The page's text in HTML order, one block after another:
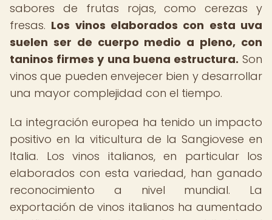
sabores de frutas rojas, como cerezas y
fresas. Los vinos elaborados con esta uva
suelen ser de cuerpo medio a pleno, con
taninos firmes y una buena estructura. Son
vinos que pueden envejecer bien y desarrollar
una mayor complejidad con el tiempo.
La integración europea ha tenido un impacto
positivo en la viticultura de la Sangiovese en
Italia. Los vinos italianos, en particular los
elaborados con esta variedad, han ganado
reconocimiento a nivel mundial. La
exportación de vinos italianos ha aumentado